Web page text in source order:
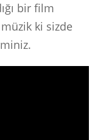
bir film
ki sizde